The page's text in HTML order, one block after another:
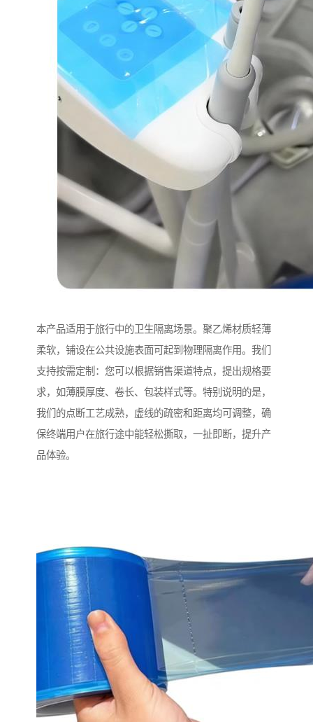
本产品适用于旅行中的卫生隔离场景。聚乙烯材质轻薄
柔软，铺设在公共设施表面可起到物理隔离作用。我们
支持按需定制：您可以根据销售渠道特点，提出规格要
求，如薄膜厚度、卷长、包装样式等。特别说明的是，
我们的点断工艺成熟，虚线的疏密和距离均可调整，确
保终端用户在旅行途中能轻松撕取，一扯即断，提升产
品体验。